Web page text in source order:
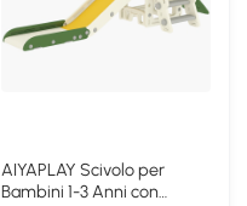
AIYAPLAY Scivolo per
Bambini 1-3 Anni con